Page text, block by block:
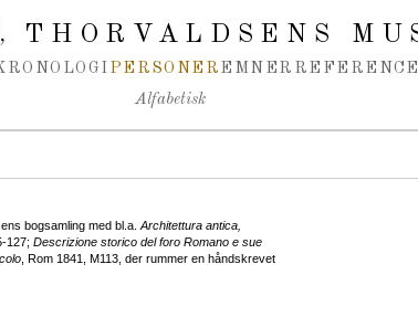
, THORVALDSENS
PERSONER EMNER
Alfabetisk
bogsamling med bl.a. Architettura antica,
127; Descrizione storico del foro Romano e sue
, Rom 1841, M113, der rummer en håndskrevet